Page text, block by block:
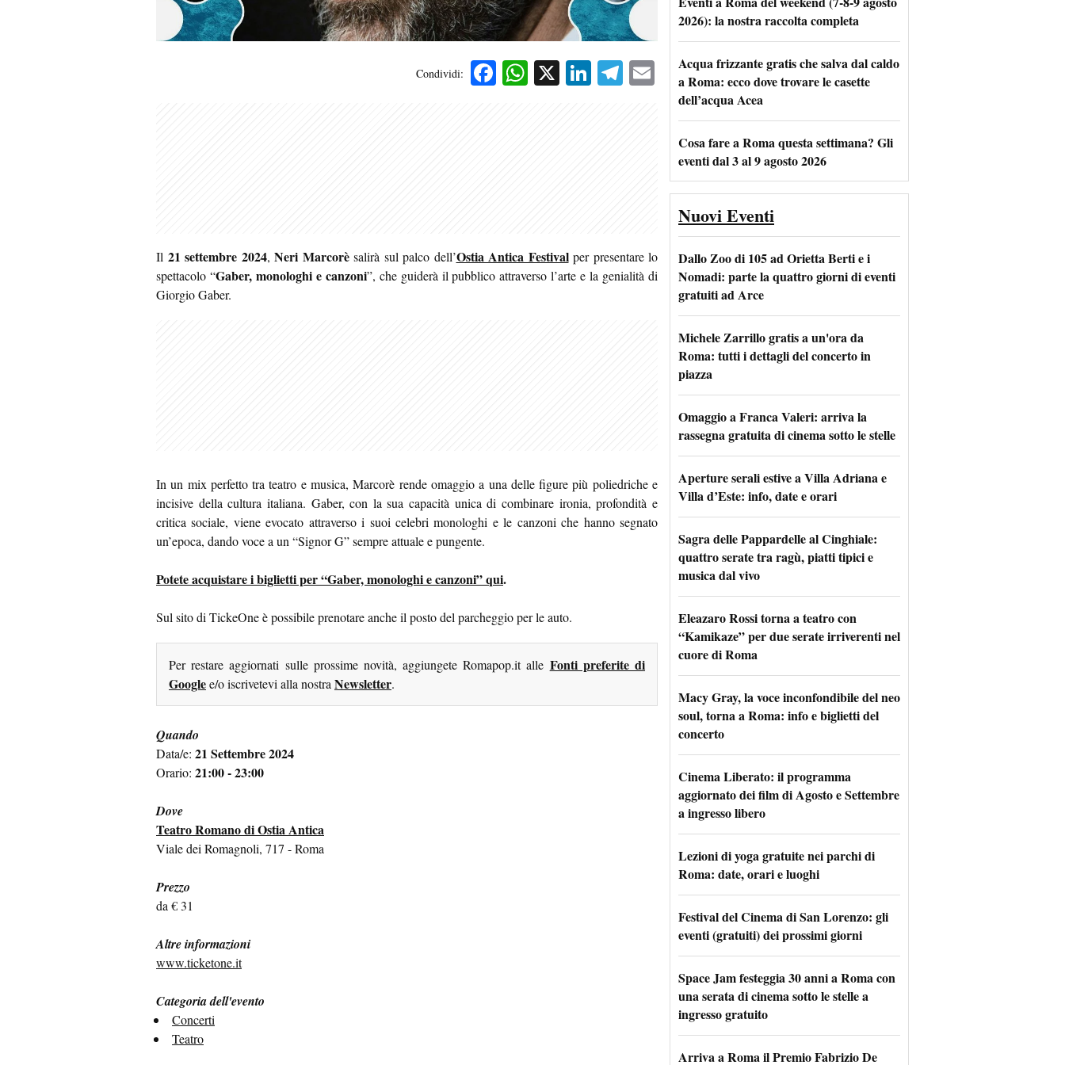
Condividi: Facebook
WhatsApp
X LinkedIn
Telegram
Email
Il 21 settembre 2024, Neri Marcorèsalirà sul palco dell’Ostia Antica Festivalper presentare lo
spettacolo “Gaber, monologhi e canzoni”, che guiderà il pubblico attraverso l’arte e la genialità di
Giorgio Gaber.
In un mix perfetto tra teatro e musica, Marcorè rende omaggio a una delle figure più poliedriche e
incisive della cultura italiana. Gaber, con la sua capacità unica di combinare ironia, profondità e
critica sociale, viene evocato attraverso i suoi celebri monologhi e le canzoni che hanno segnato
un’epoca, dando voce a un “Signor G” sempre attuale e pungente.
Potete acquistare i biglietti per “Gaber, monologhi e canzoni” qui.
Sul sito di TickeOne è possibile prenotare anche il posto del parcheggio per le auto.
Per restare aggiornati sulle prossime novità, aggiungete Romapop.it alle Fonti preferite di
Googlee/o iscrivetevi alla nostraNewsletter.
Quando
Data/e: 21 Settembre 2024
Orario: 21:00 - 23:00
Dove
Teatro Romano di Ostia Antica
Viale dei Romagnoli, 717 - Roma
Prezzo
da € 31
Altre informazioni
www.ticketone.it
Categoria dell'evento
Concerti
Teatro
2026): la nostra raccolta completa
Acqua frizzante gratis che salva dal caldo
a Roma: ecco dove trovare le casette
dell’acqua Acea
Cosa fare a Roma questa settimana? Gli
eventi dal 3 al 9 agosto 2026
Nuovi Eventi
Dallo Zoo di 105 ad Orietta Berti e i
Nomadi: parte la quattro giorni di eventi
gratuiti ad Arce
Michele Zarrillo gratis a un'ora da
Roma: tutti i dettagli del concerto in
piazza
Omaggio a Franca Valeri: arriva la
rassegna gratuita di cinema sotto le stelle
Aperture serali estive a Villa Adriana e
Villa d’Este: info, date e orari
Sagra delle Pappardelle al Cinghiale:
quattro serate tra ragù, piatti tipici e
musica dal vivo
Eleazaro Rossi torna a teatro con
“Kamikaze” per due serate irriverenti nel
cuore di Roma
Macy Gray, la voce inconfondibile del neo
soul, torna a Roma: info e biglietti del
concerto
Cinema Liberato: il programma
aggiornato dei film di Agosto e Settembre
a ingresso libero
Lezioni di yoga gratuite nei parchi di
Roma: date, orari e luoghi
Festival del Cinema di San Lorenzo: gli
eventi (gratuiti) dei prossimi giorni
Space Jam festeggia 30 anni a Roma con
una serata di cinema sotto le stelle a
ingresso gratuito
Arriva a Roma il Premio Fabrizio De